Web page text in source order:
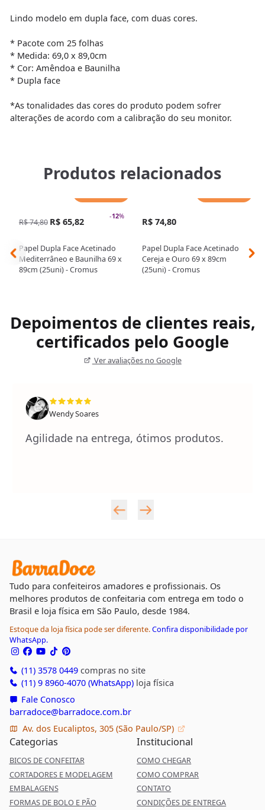
Lindo modelo em dupla face, com duas cores.
* Pacote com 25 folhas
* Medida: 69,0 x 89,0cm
* Cor: Amêndoa e Baunilha
* Dupla face
*As tonalidades das cores do produto podem sofrer
alterações de acordo com a calibração do seu monitor.
Produtos relacionados
-12%
R$ 74,80 R$ 65,82
Papel Dupla Face Acetinado
Mediterrâneo e Baunilha 69 x
89cm (25uni) - Cromus
R$ 74,80
Papel Dupla Face Acetinado
Cereja e Ouro 69 x 89cm
(25uni) - Cromus
Depoimentos de clientes reais,
certificados pelo Google
Ver avaliações no Google
Wendy Soares
Agilidade na entrega, ótimos produtos.
Tudo para confeiteiros amadores e profissionais. Os
melhores produtos de confeitaria com entrega em todo o
Brasil e loja física em São Paulo, desde 1984.
Estoque da loja física pode ser diferente.Confira disponibilidade por
WhatsApp.
(11) 3578 0449compras no site
(11) 9 8960-4070 (WhatsApp)loja física
Fale Conosco
barradoce@barradoce.com.br
Av. dos Eucaliptos, 305 (São Paulo/SP)
Categorias
BICOS DE CONFEITAR
CORTADORES E MODELAGEM
EMBALAGENS
FORMAS DE BOLO E PÃO
Institucional
COMO CHEGAR
COMO COMPRAR
CONTATO
CONDIÇÕES DE ENTREGA